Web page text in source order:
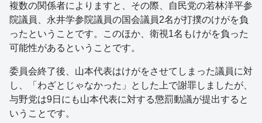
複数の関係者によりますと、その際、自民党の若林洋平参
院議員、永井学参院議員の国会議員2名が打撲のけがを負
ったということです。このほか、衛視1名もけがを負った
可能性があるということです。
委員会終了後、山本代表はけがをさせてしまった議員に対
し、「わざとじゃなかった」とした上で謝罪しましたが、
与野党は9日にも山本代表に対する懲罰動議が提出すると
いうことです。